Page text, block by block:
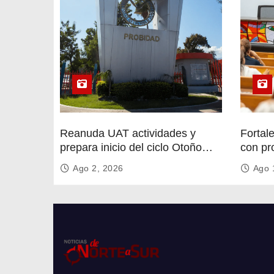
s
Reanuda UAT actividades y
prepara inicio del ciclo Otoño
2026
Ago 2, 2026
con
circular
Ago